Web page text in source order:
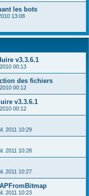
les bots
13:08
v3.3.6.1
00:13
des fichiers
00:12
v3.3.6.1
00:12
2011 10:29
2011 10:28
2011 10:27
2011 10:23